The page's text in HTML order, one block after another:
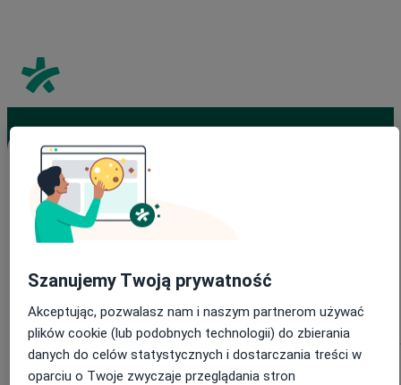
Promowanie First Class dla Twojego
gabinetu!
Wypełnij formularz, a nasz konsultant skontaktuje się z Tobą
Imię*
Szanujemy Twoją prywatność
Akceptując, pozwalasz nam i naszym partnerom używać
plików cookie (lub podobnych technologii) do zbierania
danych do celów statystycznych i dostarczania treści w
oparciu o Twoje zwyczaje przeglądania stron